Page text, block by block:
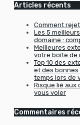
Articles récents
Comment
Les 5
domaine :
Meilleures
votre boîte de
Top 10 des
et des
temps lors de
Risque lié aux
vous voler
Commentaires